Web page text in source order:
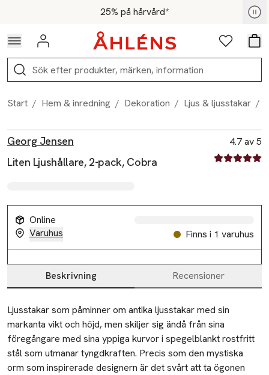
Hoppa till navigationsmenyn25% på hårvård*
För medlemmar - Shoppa nu
Logga in Favoriter
Sök
Start / Hem & inredning / Dekoration / Ljus & ljusstakar /
Georg Jensen
Liten Ljushållare, 2-pack, Cobra
4.7 av 5
4.7 av fem
Online
Varuhus
Finns i 1 varuhus
Beskrivning Recensioner
Beskrivning
Ljusstakar som påminner om antika ljusstakar med sin
markanta vikt och höjd, men skiljer sig ändå från sina
föregångare med sina yppiga kurvor i spegelblankt rostfritt
stål som utmanar tyngdkraften. Precis som den mystiska
orm som inspirerade designern är det svårt att ta ögonen